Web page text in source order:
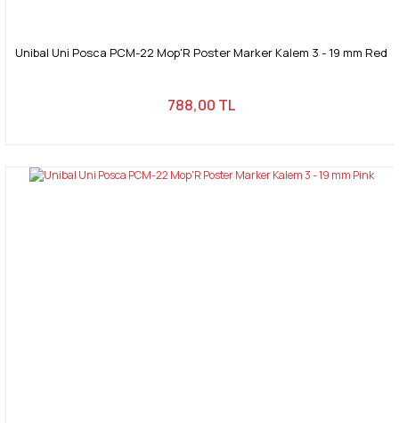
Unibal Uni Posca PCM-22 Mop'R Poster Marker Kalem 3 - 19 mm Red
788,00 TL